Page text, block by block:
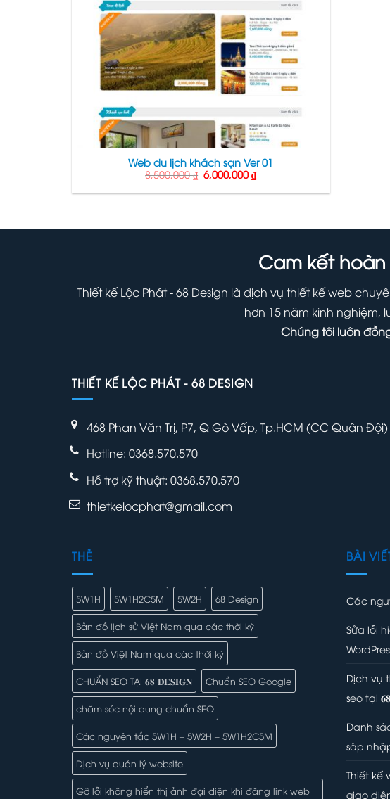
Web du lịch khách sạn Ver 01
8,500,000₫ Giá
gốc
là:
6,000,000₫Giá
hiện
tại
Cam kết hoàn
Thiết kế Lộc Phát - 68 Design là dịch vụ thiết kế web
hơn 15 năm kinh nghiệm,
Chúng tôi luôn
THIẾT KẾ LỘC PHÁT - 68 DESIGN
468 Phan Văn Trị, P7, Q Gò Vấp, Tp.HCM (CC Quân Đội)
Hotline: 0368.570.570
Hỗ trợ kỹ thuật: 0368.570.570
thietkelocphat@gmail.com
THẺ
5W1H 5W1H2C5M 5W2H 68 Design
Bản đồ lịch sử Việt Nam qua các thời kỳ
Bản đồ Việt Nam qua các thời kỳ
CHUẨN SEO TẠI 𝟔𝟖 𝐃𝐄𝐒𝐈𝐆𝐍 Chuẩn SEO Google
chăm sóc nội dung chuẩn SEO
Các nguyên tắc 5W1H – 5W2H – 5W1H2C5M
Dịch vụ quản lý website
Gỡ lỗi không hiển thị ảnh đại diện khi đăng link web
BÀI
Các
Sửa lỗi
Dịch vụ
seo tại
Danh
sáp
Thiết kế
giao